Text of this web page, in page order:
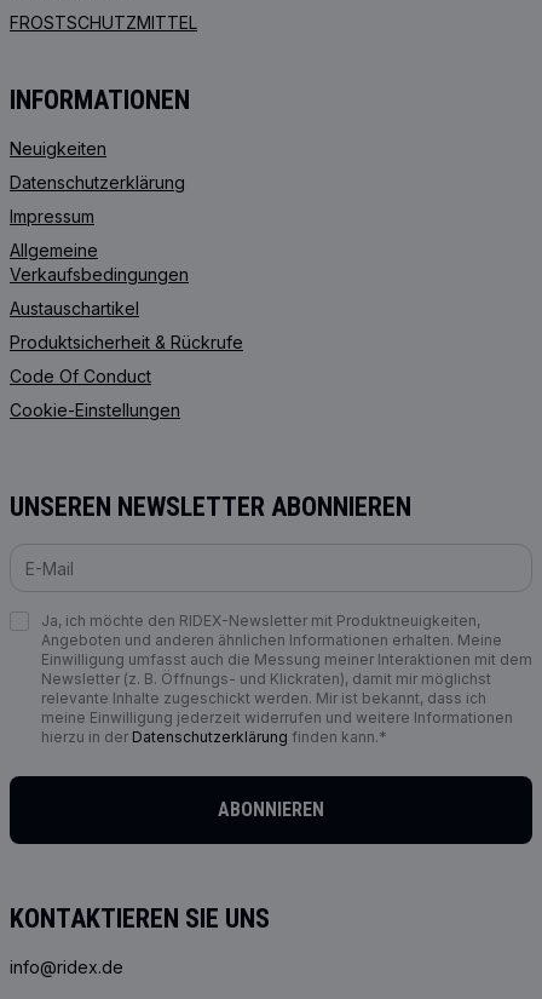
FROSTSCHUTZMITTEL
INFORMATIONEN
Neuigkeiten
Datenschutzerklärung
Impressum
Allgemeine
Verkaufsbedingungen
Austauschartikel
Produktsicherheit & Rückrufe
Code Of Conduct
Cookie-Einstellungen
KONTAKTIEREN SIE UNS
info@ridex.de
UNSEREN NEWSLETTER ABONNIEREN
Ja, ich möchte den RIDEX-Newsletter mit Produktneuigkeiten,
Angeboten und anderen ähnlichen Informationen erhalten. Meine
Einwilligung umfasst auch die Messung meiner Interaktionen mit dem
Newsletter (z. B. Öffnungs- und Klickraten), damit mir möglichst
relevante Inhalte zugeschickt werden. Mir ist bekannt, dass ich
meine Einwilligung jederzeit widerrufen und weitere Informationen
hierzu in der Datenschutzerklärung finden kann.*
ABONNIEREN